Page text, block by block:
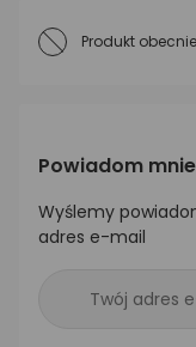
Produkt
Powiadom
Wyślemy
adres e-mail